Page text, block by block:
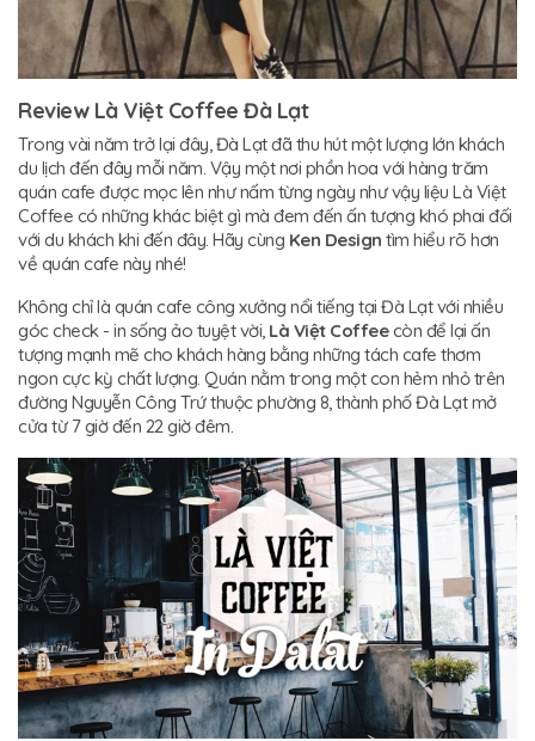
Review Là Việt Coffee Đà Lạt
Trong vài năm trở lại đây, Đà Lạt đã thu hút một lượng lớn khách
du lịch đến đây mỗi năm. Vậy một nơi phồn hoa với hàng trăm
quán cafe được mọc lên như nấm từng ngày như vậy liệu Là Việt
Coffee có những khác biệt gì mà đem đến ấn tượng khó phai đối
với du khách khi đến đây. Hãy cùng Ken Design tìm hiểu rõ hơn
về quán cafe này nhé!
Không chỉ là quán cafe công xưởng nổi tiếng tại Đà Lạt với nhiều
góc check - in sống ảo tuyệt vời, Là Việt Coffeecòn để lại ấn
tượng mạnh mẽ cho khách hàng bằng những tách cafe thơm
ngon cực kỳ chất lượng. Quán nằm trong một con hẻm nhỏ trên
đường Nguyễn Công Trứ thuộc phường 8, thành phố Đà Lạt mở
cửa từ 7 giờ đến 22 giờ đêm.